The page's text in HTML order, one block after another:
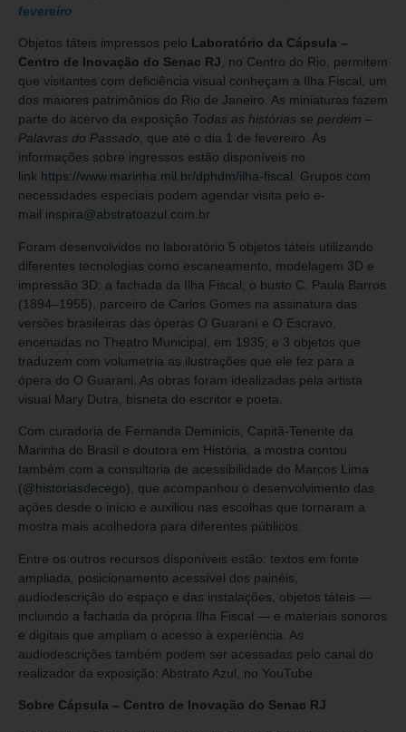
fevereiro
Objetos táteis impressos pelo Laboratório da Cápsula –
Centro de Inovação do Senac RJ, no Centro do Rio, permitem
que visitantes com deficiência visual conheçam a Ilha Fiscal, um
dos maiores patrimônios do Rio de Janeiro. As miniaturas fazem
parte do acervo da exposição Todas as histórias se perdem –
Palavras do Passado, que até o dia 1 de fevereiro. As
informações sobre ingressos estão disponíveis no
link https://www.marinha.mil.br/dphdm/ilha-fiscal. Grupos com
necessidades especiais podem agendar visita pelo e-
mail inspira@abstratoazul.com.br
Foram desenvolvidos no laboratório 5 objetos táteis utilizando
diferentes tecnologias como escaneamento, modelagem 3D e
impressão 3D: a fachada da Ilha Fiscal; o busto C. Paula Barros
(1894–1955), parceiro de Carlos Gomes na assinatura das
versões brasileiras das óperas O Guaraní e O Escravo,
encenadas no Theatro Municipal, em 1935; e 3 objetos que
traduzem com volumetria as ilustrações que ele fez para a
ópera do O Guarani. As obras foram idealizadas pela artista
visual Mary Dutra, bisneta do escritor e poeta.
Com curadoria de Fernanda Deminicis, Capitã-Tenente da
Marinha do Brasil e doutora em História, a mostra contou
também com a consultoria de acessibilidade do Marcos Lima
(@historiasdecego), que acompanhou o desenvolvimento das
ações desde o início e auxiliou nas escolhas que tornaram a
mostra mais acolhedora para diferentes públicos.
Entre os outros recursos disponíveis estão: textos em fonte
ampliada, posicionamento acessível dos painéis,
audiodescrição do espaço e das instalações, objetos táteis —
incluindo a fachada da própria Ilha Fiscal — e materiais sonoros
e digitais que ampliam o acesso à experiência. As
audiodescrições também podem ser acessadas pelo canal do
realizador da exposição: Abstrato Azul, no YouTube.
Sobre Cápsula – Centro de Inovação do Senac RJ